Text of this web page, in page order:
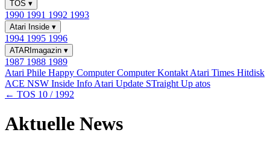
TOS ▾
1990 1991 1992 1993
Atari Inside ▾
1994 1995 1996
ATARImagazin ▾
1987 1988 1989
Atari Phile Happy ComputerComputer Kontakt Atari Times Hitdisk
ACE NSW Inside Info Atari Update STraight Up atos
← TOS 10 / 1992
Aktuelle News